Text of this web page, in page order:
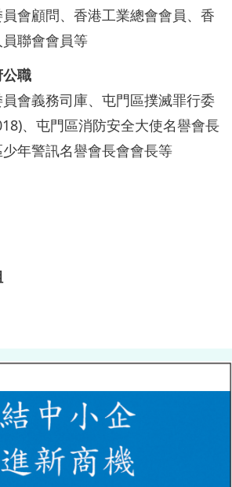
會顧問、香港工業總會會員、香
聯會會員等
職
會義務司庫、屯門區撲滅罪行委
、屯門區消防安全大使名譽會長
年警訊名譽會長會會長等